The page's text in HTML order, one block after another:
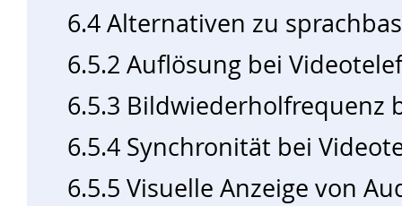
6.4 Alternativen zu
6.5.2 Auflösung bei
6.5.3 Bildwiederholfrequenz
6.5.4 Synchronität bei
6.5.5 Visuelle Anzeige von